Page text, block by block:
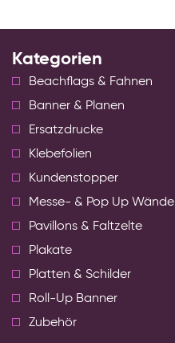
Kategorien
Beachflags & Fahnen
Banner & Planen
Ersatzdrucke
Klebefolien
Kundenstopper
Messe- & Pop Up Wände
Pavillons & Faltzelte
Plakate
Platten & Schilder
Roll-Up Banner
Zubehör